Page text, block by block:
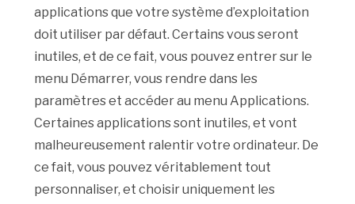
applications que votre système d’exploitation
doit utiliser par défaut. Certains vous seront
inutiles, et de ce fait, vous pouvez entrer sur le
menu Démarrer, vous rendre dans les
paramètres et accéder au menu Applications.
Certaines applications sont inutiles, et vont
malheureusement ralentir votre ordinateur. De
ce fait, vous pouvez véritablement tout
personnaliser, et choisir uniquement les